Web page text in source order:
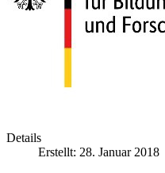
Details
Erstellt: 28. Januar 2018